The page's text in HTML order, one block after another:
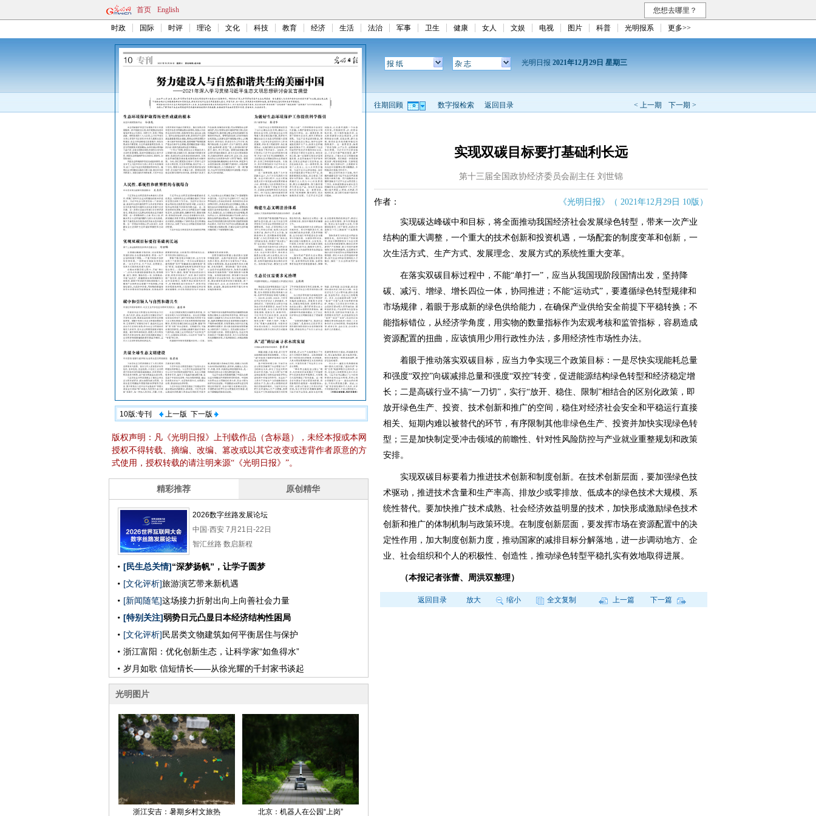
首页 English 您想去哪里？
时政 国际 时评 理论 文化 科技 教育 经济 生活 法治 军事 卫生 健康 女人 文娱 电视 图片 科普 光明报系 更多>>
10版:专刊 上一版 下一版
版权声明：凡《光明日报》上刊载作品（含标题），未经本报或本网
授权不得转载、摘编、改编、篡改或以其它改变或违背作者原意的方
式使用，授权转载的请注明来源“《光明日报》”。
报 纸 杂 志 光明日报 2021年12月29日 星期三
< 上一期 下一期 >
往期回顾 数字报检索 返回目录
实现双碳目标要打基础利长远
第十三届全国政协经济委员会副主任 刘世锦
作者： 《光明日报》（ 2021年12月29日 10版）
实现碳达峰碳中和目标，将全面推动我国经济社会发展绿色转型，带来一次产业
结构的重大调整，一个重大的技术创新和投资机遇，一场配套的制度变革和创新，一
次生活方式、生产方式、发展理念、发展方式的系统性重大变革。
在落实双碳目标过程中，不能“单打一”，应当从我国现阶段国情出发，坚持降
碳、减污、增绿、增长四位一体，协同推进；不能“运动式”，要遵循绿色转型规律和
市场规律，着眼于形成新的绿色供给能力，在确保产业供给安全前提下平稳转换；不
能指标错位，从经济学角度，用实物的数量指标作为宏观考核和监管指标，容易造成
资源配置的扭曲，应该慎用少用行政性办法，多用经济性市场性办法。
着眼于推动落实双碳目标，应当力争实现三个政策目标：一是尽快实现能耗总量
和强度“双控”向碳减排总量和强度“双控”转变，促进能源结构绿色转型和经济稳定增
长；二是高碳行业不搞“一刀切”，实行“放开、稳住、限制”相结合的区别化政策，即
放开绿色生产、投资、技术创新和推广的空间，稳住对经济社会安全和平稳运行直接
相关、短期内难以被替代的环节，有序限制其他非绿色生产、投资并加快实现绿色转
型；三是加快制定受冲击领域的前瞻性、针对性风险防控与产业就业重整规划和政策
安排。
实现双碳目标要着力推进技术创新和制度创新。在技术创新层面，要加强绿色技
术驱动，推进技术含量和生产率高、排放少或零排放、低成本的绿色技术大规模、系
统性替代。要加快推广技术成熟、社会经济效益明显的技术，加快形成激励绿色技术
创新和推广的体制机制与政策环境。在制度创新层面，要发挥市场在资源配置中的决
定性作用，加大制度创新力度，推动国家的减排目标分解落地，进一步调动地方、企
业、社会组织和个人的积极性、创造性，推动绿色转型平稳扎实有效地取得进展。
（本报记者张蕾、周洪双整理）
返回目录 放大 缩小 全文复制 上一篇 下一篇